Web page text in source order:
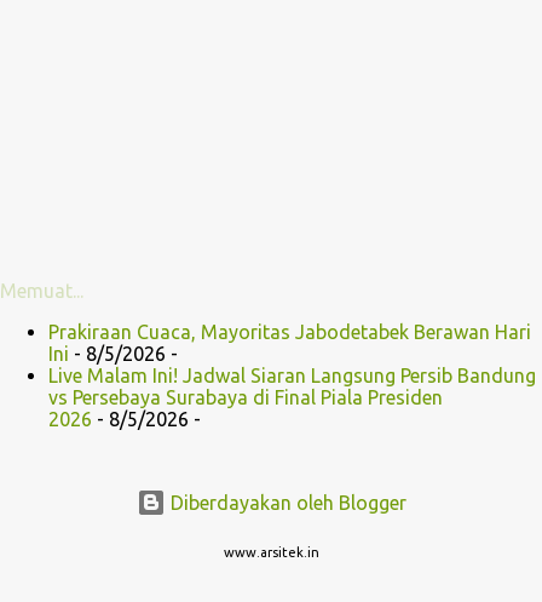
Memuat...
Prakiraan Cuaca, Mayoritas Jabodetabek Berawan Hari
Ini - 8/5/2026 -
Live Malam Ini! Jadwal Siaran Langsung Persib Bandung
vs Persebaya Surabaya di Final Piala Presiden
2026 - 8/5/2026 -
Diberdayakan oleh Blogger
www.arsitek.in